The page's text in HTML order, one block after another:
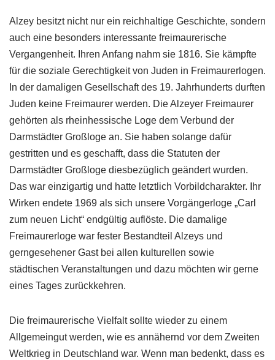
Alzey besitzt nicht nur ein reichhaltige Geschichte, sondern
auch eine besonders interessante freimaurerische
Vergangenheit. Ihren Anfang nahm sie 1816. Sie kämpfte
für die soziale Gerechtigkeit von Juden in Freimaurerlogen.
In der damaligen Gesellschaft des 19. Jahrhunderts durften
Juden keine Freimaurer werden. Die Alzeyer Freimaurer
gehörten als rheinhessische Loge dem Verbund der
Darmstädter Großloge an. Sie haben solange dafür
gestritten und es geschafft, dass die Statuten der
Darmstädter Großloge diesbezüglich geändert wurden.
Das war einzigartig und hatte letztlich Vorbildcharakter. Ihr
Wirken endete 1969 als sich unsere Vorgängerloge „Carl
zum neuen Licht“ endgültig auflöste. Die damalige
Freimaurerloge war fester Bestandteil Alzeys und
gerngesehener Gast bei allen kulturellen sowie
städtischen Veranstaltungen und dazu möchten wir gerne
eines Tages zurückkehren.
Die freimaurerische Vielfalt sollte wieder zu einem
Allgemeingut werden, wie es annähernd vor dem Zweiten
Weltkrieg in Deutschland war. Wenn man bedenkt, dass es